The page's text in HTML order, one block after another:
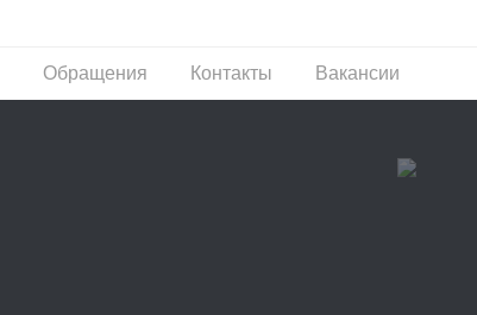
Обращения Контакты Вакансии